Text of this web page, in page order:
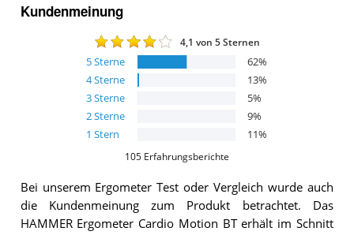
Kundenmeinung
4,1 von 5 Sternen
5Sterne 62%
4Sterne 13%
3Sterne 5%
2Sterne 9%
1 Stern 11%
105 Erfahrungsberichte
Bei unserem Ergometer Test oder Vergleich wurde auch
die Kundenmeinung zum Produkt betrachtet.
Das
HAMMER Ergometer Cardio Motion BTerhält im Schnitt